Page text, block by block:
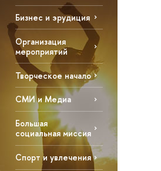
Бизнес и эрудиция
Организация
мероприятий
Творческое начало
СМИ и Медиа
Большая
социальная миссия
Спорт и увлечения